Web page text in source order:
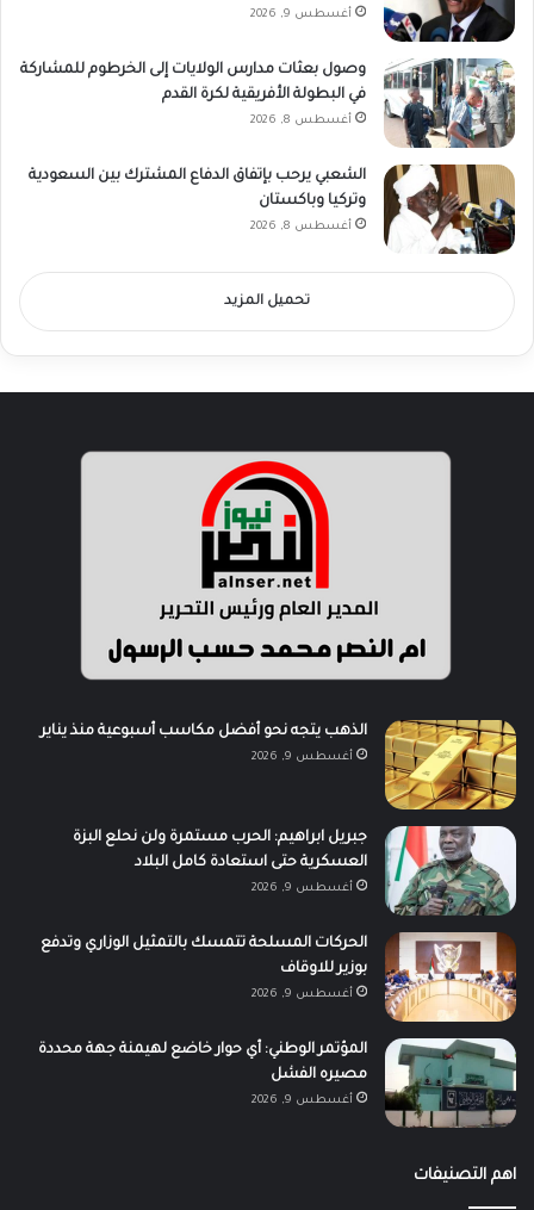
أغسطس 9, 2026
وصول بعثات مدارس الولايات إلى الخرطوم للمشاركة
في البطولة الأفريقية لكرة القدم
أغسطس 8, 2026
الشعبي يرحب بإتفاق الدفاع المشترك بين السعودية
وتركيا وباكستان
أغسطس 8, 2026
تحميل المزيد
الذهب يتجه نحو أفضل مكاسب أسبوعية منذ يناير
أغسطس 9, 2026
جبريل ابراهيم: الحرب مستمرة ولن نحلع البزة
العسكرية حتى استعادة كامل البلاد
أغسطس 9, 2026
الحركات المسلحة تتمسك بالتمثيل الوزاري وتدفع
بوزير للاوقاف
أغسطس 9, 2026
المؤتمر الوطني: أي حوار خاضع لهيمنة جهة محددة
مصيره الفشل
أغسطس 9, 2026
اهم التصنيفات